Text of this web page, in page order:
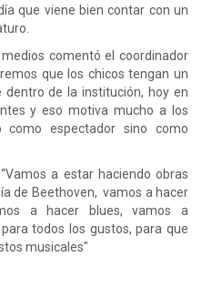
que viene bien contar con un
comentó el coordinador
que los chicos tengan un
de la institución, hoy en
y eso motiva mucho a los
como espectador sino como
a estar haciendo obras
de Beethoven, vamos a hacer
a hacer blues, vamos a
todos los gustos, para que
musicales"